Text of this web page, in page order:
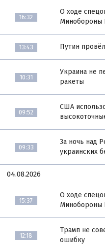
16:32
О ходе
Минобороны
13:43 Путин
10:31
Украина не
ракеты
09:52
США
09:33
За ночь над
украинских
04.08.2026
15:37
О ходе
Минобороны
12:18
Трамп не
ошибку